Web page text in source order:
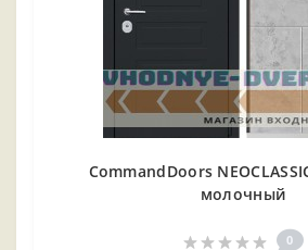
CommandDoors
молочный
0